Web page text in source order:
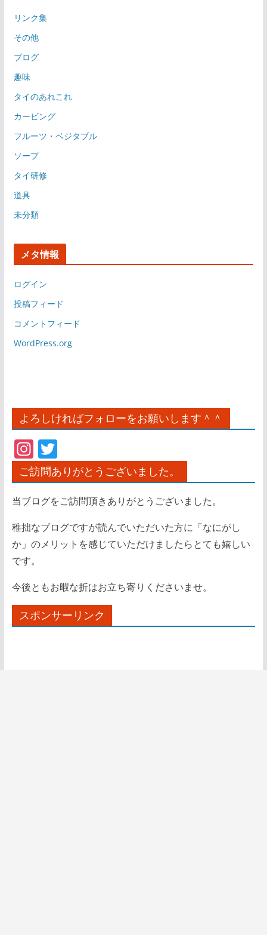
リンク集
その他
ブログ
趣味
タイのあれこれ
カービング
フルーツ・ベジタブル
ソープ
タイ研修
道具
未分類
メタ情報
ログイン
投稿フィード
コメントフィード
WordPress.org
よろしければフォローをお願いします＾＾
In
st
a
gr
a
m
T
w
itt
er
ご訪問ありがとうございました。
当ブログをご訪問頂きありがとうございました。
稚拙なブログですが読んでいただいた方に「なにがし
か」のメリットを感じていただけましたらとても嬉しい
です。
今後ともお暇な折はお立ち寄りくださいませ。
スポンサーリンク